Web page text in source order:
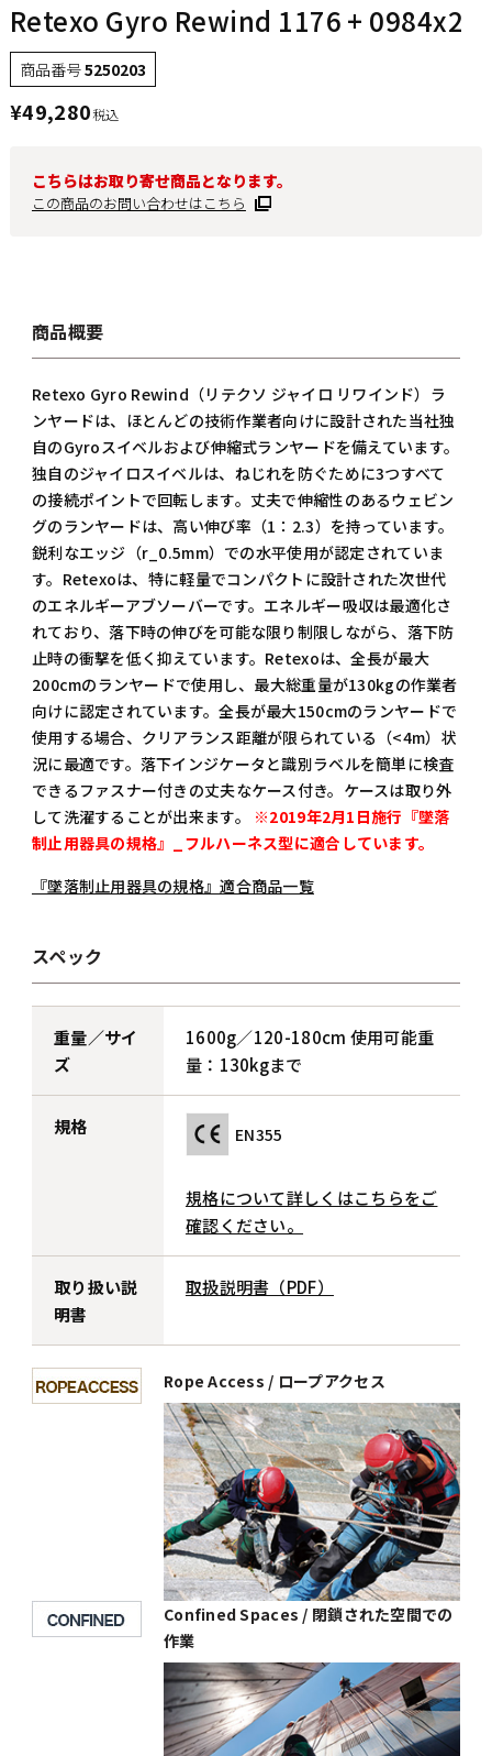
Retexo Gyro Rewind 1176 + 0984x2
商品番号5250203
¥49,280税込
こちらはお取り寄せ商品となります。
この商品のお問い合わせはこちら
商品概要
Retexo Gyro Rewind（リテクソ ジャイロ リワインド）ラ
ンヤードは、ほとんどの技術作業者向けに設計された当社独
自のGyroスイベルおよび伸縮式ランヤードを備えています。
独自のジャイロスイベルは、ねじれを防ぐために3つすべて
の接続ポイントで回転します。丈夫で伸縮性のあるウェビン
グのランヤードは、高い伸び率（1：2.3）を持っています。
鋭利なエッジ（r_0.5mm）での水平使用が認定されていま
す。Retexoは、特に軽量でコンパクトに設計された次世代
のエネルギーアブソーバーです。エネルギー吸収は最適化さ
れており、落下時の伸びを可能な限り制限しながら、落下防
止時の衝撃を低く抑えています。Retexoは、全長が最大
200cmのランヤードで使用し、最大総重量が130kgの作業者
向けに認定されています。全長が最大150cmのランヤードで
使用する場合、クリアランス距離が限られている（<4m）状
況に最適です。落下インジケータと識別ラベルを簡単に検査
できるファスナー付きの丈夫なケース付き。ケースは取り外
して洗濯することが出来ます。 ※2019年2月1日施行『墜落
制止用器具の規格』_フルハーネス型に適合しています。
『墜落制止用器具の規格』適合商品一覧
スペック
重量／サイ
ズ
1600g／120-180cm 使用可能重
量：130kgまで
規格 EN355
規格について詳しくはこちらをご
確認ください。
取り扱い説
明書
取扱説明書（PDF）
Rope Access / ロープアクセス
Confined Spaces / 閉鎖された空間での
作業